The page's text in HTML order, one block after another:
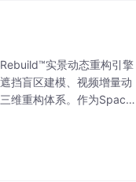
实景动态重构引擎
挡盲区建模、视频增量动
维重构体系。作为Space